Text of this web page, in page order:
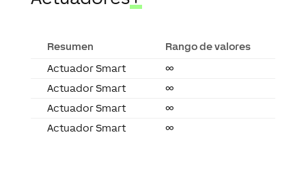
Actuador Smart
∞
Actuador Smart
∞
Actuador Smart
∞
Actuador Smart
∞